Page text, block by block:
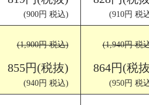
(900円 税込) (910円 税
(1,900円 税込)
855円(税抜)
(940円 税込)
(1,940円 税
864円(税
(950円 税